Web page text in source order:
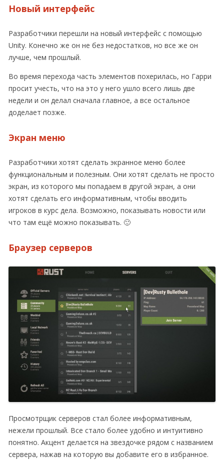
Новый интерфейс
Разработчики перешли на новый интерфейс с помощью
Unity. Конечно же он не без недостатков, но все же он
лучше, чем прошлый.
Во время перехода часть элементов похерилась, но Гарри
просит учесть, что на это у него ушло всего лишь две
недели и он делал сначала главное, а все остальное
доделает позже.
Экран меню
Разработчики хотят сделать экранное меню более
функциональным и полезным. Они хотят сделать не просто
экран, из которого мы попадаем в другой экран, а они
хотят сделать его информативным, чтобы вводить
игроков в курс дела. Возможно, показывать новости или
что там ещё можно показывать. 🙂
Браузер серверов
Просмотрщик серверов стал более информативным,
нежели прошлый. Все стало более удобно и интуитивно
понятно. Акцент делается на звездочке рядом с названием
сервера, нажав на которую вы добавите его в избранное.